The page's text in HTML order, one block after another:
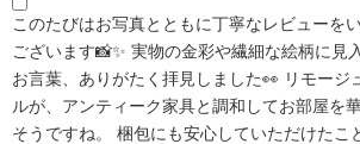
このたびはお写真とともに丁寧なレビューを
ございます📸✨ 実物の金彩や繊細な絵柄に見
お言葉、ありがたく拝見しました👀 リモージ
ルが、アンティーク家具と調和してお部屋を
そうですね。 梱包にも安心していただけたこ